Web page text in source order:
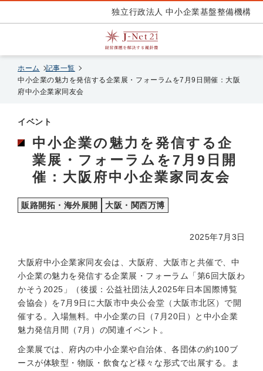
独立行政法人 中小企業基盤整備機構
ホーム
記事一覧
中小企業の魅力を発信する企業展・フォーラムを7月9日開催：大阪
府中小企業家同友会
イベント
中小企業の魅力を発信する企
業展・フォーラムを7月9日開
催：大阪府中小企業家同友会
販路開拓・海外展開 大阪・関西万博
2025年7月3日
大阪府中小企業家同友会は、大阪府、大阪市と共催で、中
小企業の魅力を発信する企業展・フォーラム「第6回大阪わ
かそう2025」（後援：公益社団法人2025年日本国際博覧
会協会）を7月9日に大阪市中央公会堂（大阪市北区）で開
催する。入場無料。中小企業の日（7月20日）と中小企業
魅力発信月間（7月）の関連イベント。
企業展では、府内の中小企業や自治体、各団体の約100ブ
ースが体験型・物販・飲食など様々な形式で出展する。ま